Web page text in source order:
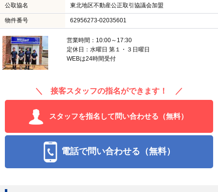
公取協名 東北地区不動産公正取引協議会加盟
物件番号 62956273-02035601
営業時間：10:00～17:30
定休日：水曜日 第１・３日曜日
WEBは24時間受付
＼ 接客スタッフの指名ができます！ ／
スタッフを指名して問い合わせる（無料）
電話で問い合わせる（無料）